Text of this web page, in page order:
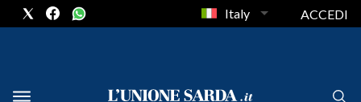
Italy ACCEDI